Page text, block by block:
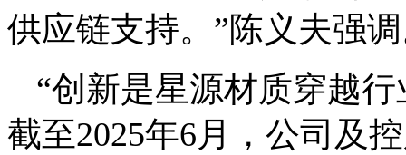
供应链支持。”陈义夫强
“创新是星源材质穿越
截至2025年6月，公司及